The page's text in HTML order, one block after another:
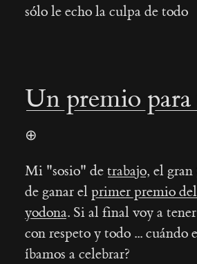
sólo le echo la culpa de todo
Un premio
⊕
Mi "sosio" de trabajo, el gran
de ganar el primer premio
yodona. Si al final voy a
con respeto y todo ... cuándo
íbamos a celebrar?